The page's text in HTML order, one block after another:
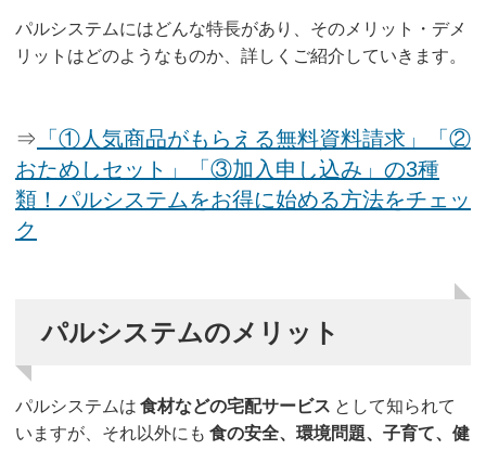
パルシステムにはどんな特長があり、そのメリット・デメ
リットはどのようなものか、詳しくご紹介していきます。
⇒ 「①人気商品がもらえる無料資料請求」「②
おためしセット」「③加入申し込み」の3種
類！パルシステムをお得に始める方法をチェッ
ク
パルシステムのメリット
パルシステムは 食材などの宅配サービス として知られて
いますが、それ以外にも 食の安全、環境問題、子育て、健